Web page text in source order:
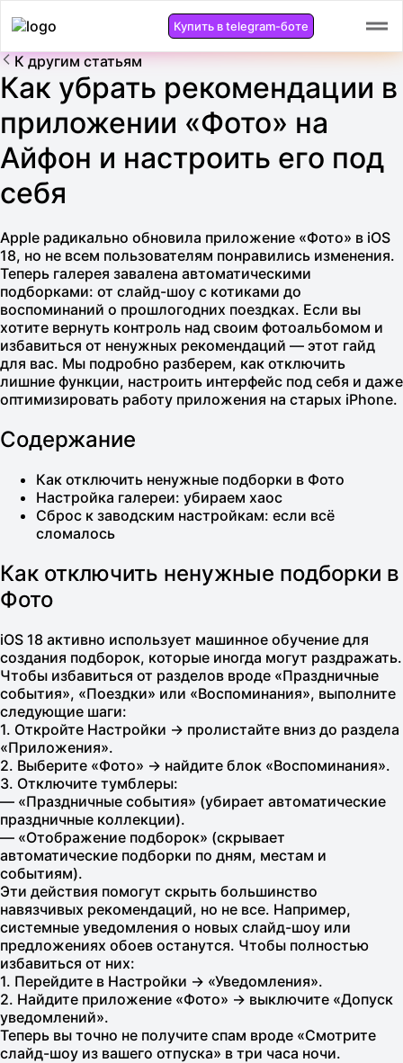
Купить в telegram-боте
К другим статьям
Как убрать рекомендации в
приложении «Фото» на
Айфон и настроить его под
себя
Apple радикально обновила приложение «Фото» в iOS
18, но не всем пользователям понравились изменения.
Теперь галерея завалена автоматическими
подборками: от слайд-шоу с котиками до
воспоминаний о прошлогодних поездках. Если вы
хотите вернуть контроль над своим фотоальбомом и
избавиться от ненужных рекомендаций — этот гайд
для вас. Мы подробно разберем, как отключить
лишние функции, настроить интерфейс под себя и даже
оптимизировать работу приложения на старых iPhone.
Содержание
Как отключить ненужные подборки в Фото
Настройка галереи: убираем хаос
Сброс к заводским настройкам: если всё
сломалось
Как отключить ненужные подборки в
Фото
iOS 18 активно использует машинное обучение для
создания подборок, которые иногда могут раздражать.
Чтобы избавиться от разделов вроде «Праздничные
события», «Поездки» или «Воспоминания», выполните
следующие шаги:
1. Откройте Настройки → пролистайте вниз до раздела
«Приложения».
2. Выберите «Фото» → найдите блок «Воспоминания».
3. Отключите тумблеры:
— «Праздничные события» (убирает автоматические
праздничные коллекции).
— «Отображение подборок» (скрывает
автоматические подборки по дням, местам и
событиям).
Эти действия помогут скрыть большинство
навязчивых рекомендаций, но не все. Например,
системные уведомления о новых слайд-шоу или
предложениях обоев останутся. Чтобы полностью
избавиться от них:
1. Перейдите в Настройки → «Уведомления».
2. Найдите приложение «Фото» → выключите «Допуск
уведомлений».
Теперь вы точно не получите спам вроде «Смотрите
слайд-шоу из вашего отпуска» в три часа ночи.